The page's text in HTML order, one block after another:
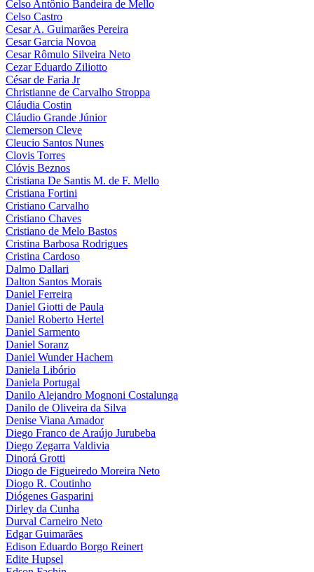
Celso Antônio Bandeira de Mello
Celso Castro
Cesar A. Guimarães Pereira
Cesar Garcia Novoa
Cesar Rômulo Silveira Neto
Cezar Eduardo Ziliotto
César de Faria Jr
Christianne de Carvalho Stroppa
Cláudia Costin
Cláudio Grande Júnior
Clemerson Cleve
Cleucio Santos Nunes
Clovis Torres
Clóvis Beznos
Cristiana De Santis M. de F. Mello
Cristiana Fortini
Cristiano Carvalho
Cristiano Chaves
Cristiano de Melo Bastos
Cristina Barbosa Rodrigues
Cristina Cardoso
Dalmo Dallari
Dalton Santos Morais
Daniel Ferreira
Daniel Giotti de Paula
Daniel Roberto Hertel
Daniel Sarmento
Daniel Soranz
Daniel Wunder Hachem
Daniela Libório
Daniela Portugal
Danilo Alejandro Mognoni Costalunga
Danilo de Oliveira da Silva
Denise Viana Amador
Diego Franco de Araújo Jurubeba
Diego Zegarra Valdivia
Dinorá Grotti
Diogo de Figueiredo Moreira Neto
Diogo R. Coutinho
Diógenes Gasparini
Dirley da Cunha
Durval Carneiro Neto
Edgar Guimarães
Edison Eduardo Borgo Reinert
Edite Hupsel